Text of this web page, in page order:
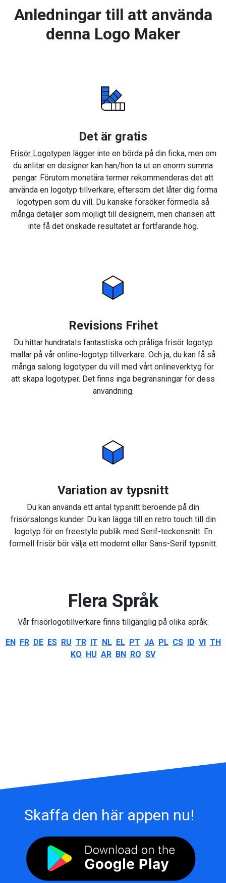
Anledningar till att använda
denna Logo Maker
Det är gratis
Frisör Logotypenlägger inte en börda på din ficka, men om
du anlitar en designer kan han/hon ta ut en enorm summa
pengar. Förutom monetära termer rekommenderas det att
använda en logotyp tillverkare, eftersom det låter dig forma
logotypen som du vill. Du kanske försöker förmedla så
många detaljer som möjligt till designern, men chansen att
inte få det önskade resultatet är fortfarande hög.
Revisions Frihet
Du hittar hundratals fantastiska och pråliga frisör logotyp
mallar på vår online-logotyp tillverkare. Och ja, du kan få så
många salong logotyper du vill med vårt onlineverktyg för
att skapa logotyper. Det finns inga begränsningar för dess
användning.
Variation av typsnitt
Du kan använda ett antal typsnitt beroende på din
frisörsalongs kunder. Du kan lägga till en retro touch till din
logotyp för en freestyle publik med Serif-teckensnitt. En
formell frisör bör välja ett modernt eller Sans-Serif typsnitt.
Flera Språk
Vår frisörlogotillverkare finns tillgänglig på olika språk:
EN FR DE ES RU TR IT NL EL PT JA PL CS ID VI TH
KO HU AR BN RO SV
Skaffa den här appen nu!